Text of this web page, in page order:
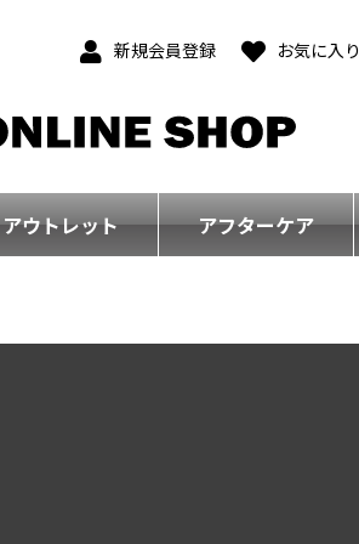
新規会員登録 お気に入り
アウトレット アフターケア